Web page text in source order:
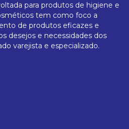
para produtos de higiene e
tem como foco a
de produtos eficazes e
desejos e necessidades dos
varejista e especializado.